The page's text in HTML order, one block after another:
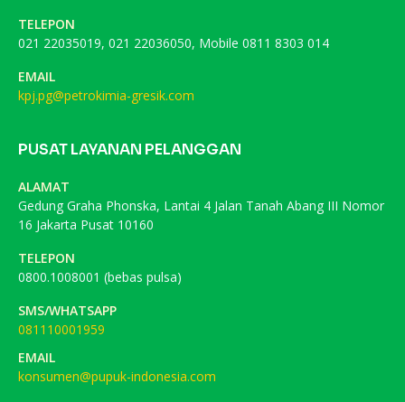
TELEPON
021 22035019, 021 22036050, Mobile 0811 8303 014
EMAIL
kpj.pg@petrokimia-gresik.com
PUSAT LAYANAN PELANGGAN
ALAMAT
Gedung Graha Phonska, Lantai 4 Jalan Tanah Abang III Nomor
16 Jakarta Pusat 10160
TELEPON
0800.1008001 (bebas pulsa)
SMS/WHATSAPP
081110001959
EMAIL
konsumen@pupuk-indonesia.com